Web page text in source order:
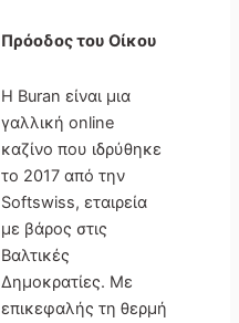
Πρόοδος του Οίκου
Η Buran είναι μια
γαλλική online
καζίνο που ιδρύθηκε
το 2017 από την
Softswiss, εταιρεία
με βάρος στις
Βαλτικές
Δημοκρατίες. Με
επικεφαλής τη θερμή